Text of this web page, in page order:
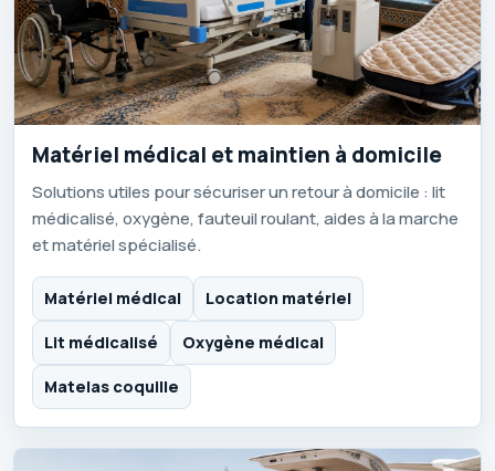
Matériel médical et maintien à domicile
Solutions utiles pour sécuriser un retour à domicile : lit
médicalisé, oxygène, fauteuil roulant, aides à la marche
et matériel spécialisé.
Matériel médical Location matériel
Lit médicalisé Oxygène médical
Matelas coquille